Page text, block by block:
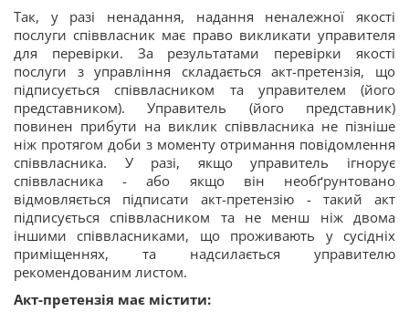
Так, у разі ненадання, надання неналежної якості
послуги співвласник має право викликати управителя
для перевірки. За результатами перевірки якості
послуги з управління складається акт-претензія, що
підписується співвласником та управителем (його
представником). Управитель (його представник)
повинен прибути на виклик співвласника не пізніше
ніж протягом доби з моменту отримання повідомлення
співвласника. У разі, якщо управитель ігнорує
співвласника - або якщо він необґрунтовано
відмовляється підписати акт-претензію - такий акт
підписується співвласником та не менш ніж двома
іншими співвласниками, що проживають у сусідніх
приміщеннях, та надсилається управителю
рекомендованим листом.
Акт-претензія має містити: